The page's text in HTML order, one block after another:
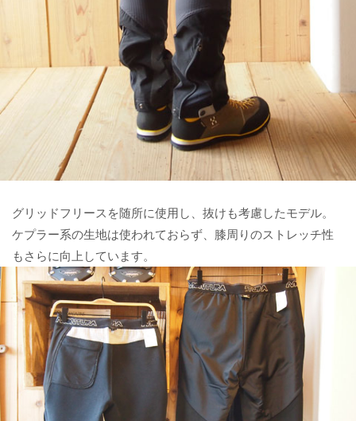
グリッドフリースを随所に使用し、抜けも考慮したモデル。
ケプラー系の生地は使われておらず、膝周りのストレッチ性
もさらに向上しています。